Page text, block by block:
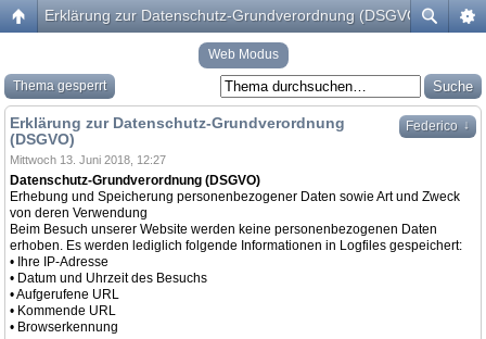
Erklärung zur Datenschutz-Grundverordnung (DSGVO)
Web Modus
Thema gesperrt
Federico ↓
Erklärung zur Datenschutz-Grundverordnung
(DSGVO)
Mittwoch 13. Juni 2018, 12:27
Datenschutz-Grundverordnung (DSGVO)
Erhebung und Speicherung personenbezogener Daten sowie Art und Zweck
von deren Verwendung
Beim Besuch unserer Website werden keine personenbezogenen Daten
erhoben. Es werden lediglich folgende Informationen in Logfiles gespeichert:
• Ihre IP-Adresse
• Datum und Uhrzeit des Besuchs
• Aufgerufene URL
• Kommende URL
• Browserkennung